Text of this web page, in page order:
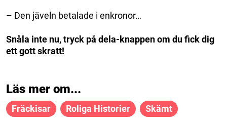
– Den jäveln betalade i enkronor…
Snåla inte nu, tryck på dela-knappen om du fick dig
ett gott skratt!
Läs mer om...
Fräckisar Roliga Historier Skämt